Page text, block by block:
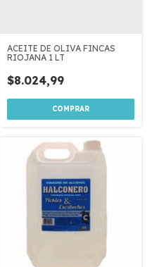
ACEITE DE OLIVA FINCAS
RIOJANA 1 LT
$8.024,99